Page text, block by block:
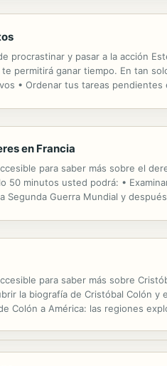
procrastinar y pasar a la acción
permitirá ganar tiempo. En tan
• Ordenar tus tareas
en Francia
para saber más sobre el
50 minutos usted podrá: •
Segunda Guerra Mundial y
para saber más sobre
la biografía de Cristóbal Colón
Colón a América: las regiones